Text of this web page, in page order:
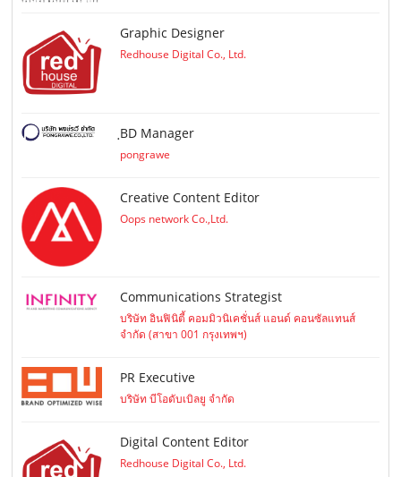
Graphic Designer
Redhouse Digital Co., Ltd.
ฺBD Manager
pongrawe
Creative Content Editor
Oops network Co.,Ltd.
Communications Strategist
บริษัท อินฟินิตี้ คอมมิวนิเคชั่นส์ แอนด์ คอนซัลแทนส์
จำกัด (สาขา 001 กรุงเทพฯ)
PR Executive
บริษัท บีโอดับเบิลยู จำกัด
Digital Content Editor
Redhouse Digital Co., Ltd.